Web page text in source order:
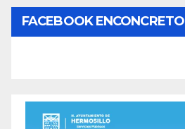
FACEBOOK ENCONCRETO